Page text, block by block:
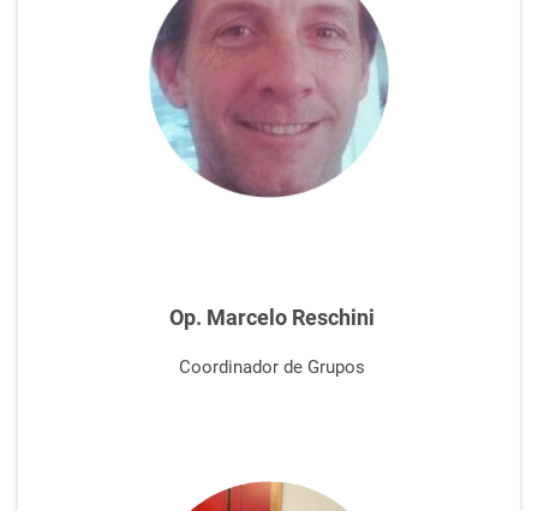
Op. Marcelo Reschini
Coordinador de Grupos